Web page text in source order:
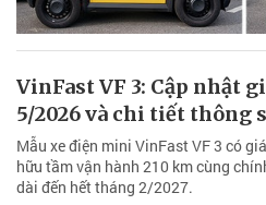
VinFast VF 3: Cập nhật
5/2026 và chi tiết thông
Mẫu xe điện mini VinFast VF 3 có
hữu tầm vận hành 210 km cùng
dài đến hết tháng 2/2027.